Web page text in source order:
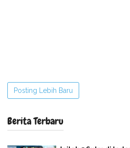
Posting Lebih Baru
Berita Terbaru